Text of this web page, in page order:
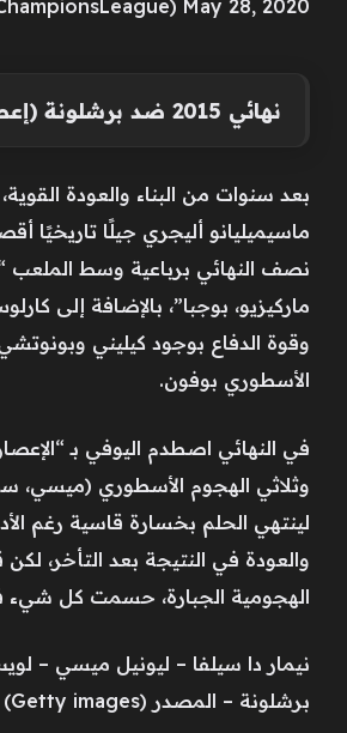
May 28, 2020
نهائي 2015 ضد برشلونة (إعصار الـ MSN)
بعد سنوات من البناء والعودة
ماسيميليانو أليجري جيلًا تاريخيًا
نصف النهائي برباعية وسط الملعب
ماركيزيو، بوجبا”، بالإضافة إلى
وقوة الدفاع بوجود كيليني
الأسطوري بوفون.
في النهائي اصطدم اليوفي بـ
وثلاثي الهجوم الأسطوري (ميسي،
لينتهي الحلم بخسارة قاسية رغم
والعودة في النتيجة بعد التأخر، لكن
الهجومية الجبارة، حسمت كل شيء
نيمار دا سيلفا – ليونيل ميسي –
برشلونة – المصدر (Getty images)